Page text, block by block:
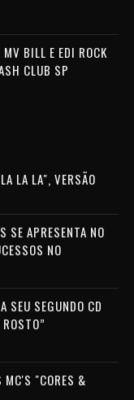
MV BILL E EDI ROCK
CLUB SP
LA LA", VERSÃO
SE APRESENTA NO
NO
SEU SEGUNDO CD
MC'S "CORES &